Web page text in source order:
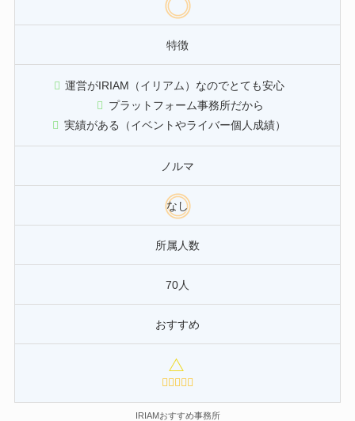
特徴
運営がIRIAM（イリアム）なのでとても安心
プラットフォーム事務所だから
実績がある（イベントやライバー個人成績）
ノルマ
なし
所属人数
70人
おすすめ
IRIAMおすすめ事務所